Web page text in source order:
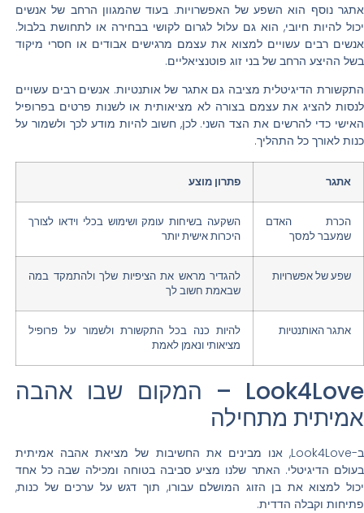
אתגר נוסף הוא השפע של האפשרויות. בעוד שהמגוון הרחב של אנשים
יכול להיות חיובי, הוא גם עלול לגרום לקושי בבחירה או לתחושת בלבול.
אנשים רבים עשויים למצוא את עצמם מרגישים אבודים או חסרי מיקוד
בשל ההיצע הרחב של בני זוג פוטנציאליים.
התקשורת הדיגיטלית מציבה גם אתגר של אותנטיות. אנשים רבים עשויים
לנסות להציג את עצמם בצורה לא מציאותית או לשנות פרטים בפרופיל
האישי כדי להרשים את הצד השני. לכן, חשוב להיות מודע לכך ולשמור על
כנות לאורך כל התהליך.
אתגר פתרון מוצע
הכרת האדם
שמעבר למסך
השקעה בשיחות עומק ושימוש בכלי וידאו לצורך
היכרות אישית יותר
שפע של אפשרויות
להגדיר מראש את הציפיות שלך ולהתמקד במה
שבאמת חשוב לך
אתגר האותנטיות
להיות כנה בכל התקשורת ולשמור על פרופיל
מציאותי ונאמן לאמת
Look4Love – המקום שבו אהבה
אמיתית מתחילה
ב-Look4Love, אנו מבינים את החשיבות של מציאת אהבה אמיתית
בעולם הדיגיטלי. האתר שלנו מציע סביבה בטוחה ומכילה שבה כל אחד
יכול למצוא את בן הזוג המושלם עבורו, תוך דגש על ערכים של כנות,
פתיחות וקבלה הדדית.